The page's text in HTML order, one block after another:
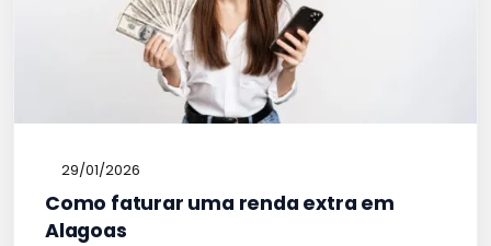
29/01/2026
Como faturar uma renda extra em
Alagoas